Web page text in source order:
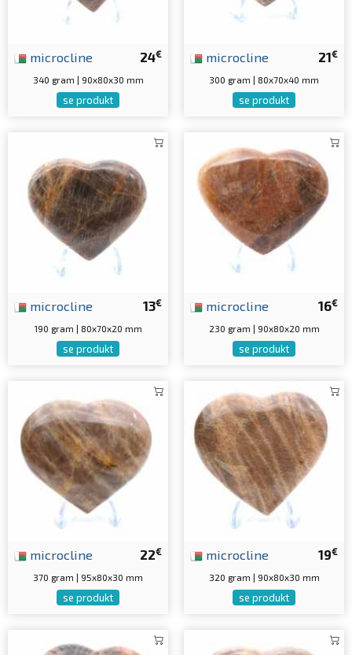
24€
microcline
340 gram | 90x80x30 mm
se produkt
21€
microcline
300 gram | 80x70x40 mm
se produkt
13€
microcline
190 gram | 80x70x20 mm
se produkt
16€
microcline
230 gram | 90x80x20 mm
se produkt
22€
microcline
370 gram | 95x80x30 mm
se produkt
19€
microcline
320 gram | 90x80x30 mm
se produkt